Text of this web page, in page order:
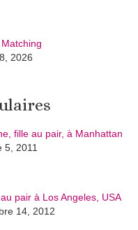
2026
fille au pair, à Manhattan
5, 2011
pair à Los Angeles, USA
14, 2012